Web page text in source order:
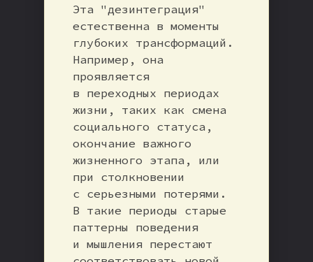
Эта "дезинтеграция"
естественна в моменты
глубоких трансформаций.
Например, она
проявляется
в переходных периодах
жизни, таких как смена
социального статуса,
окончание важного
жизненного этапа, или
при столкновении
с серьезными потерями.
В такие периоды старые
паттерны поведения
и мышления перестают